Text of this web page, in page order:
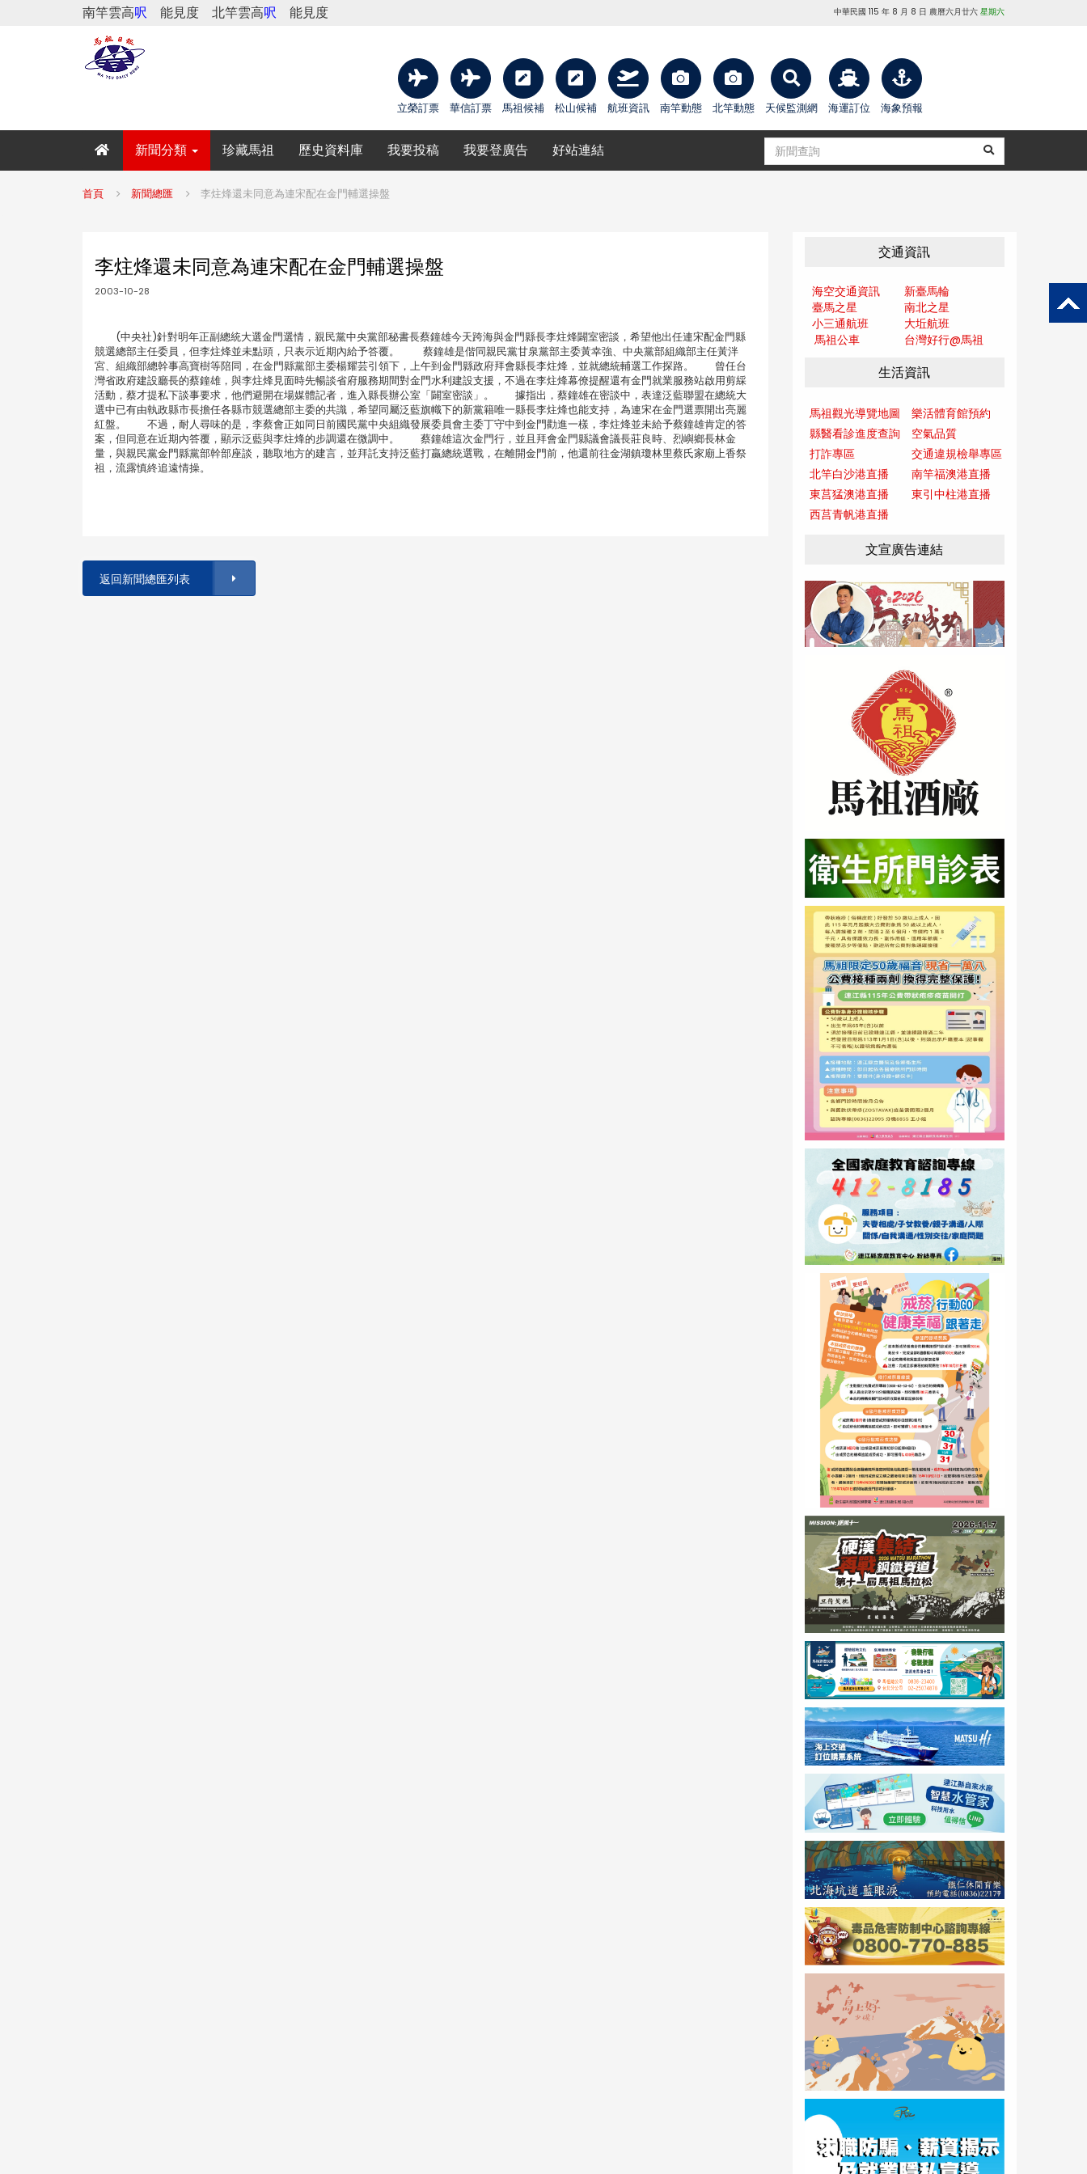
南竿雲高呎 能見度 北竿雲高呎 能見度 中華民國 115 年 8 月 8 日 農曆六月廿六 星期六
立榮訂票 華信訂票 馬祖候補 松山候補 航班資訊 南竿動態 北竿動態 天候監測網 海運訂位 海象預報
新聞分類 珍藏馬祖 歷史資料庫 我要投稿 我要登廣告 好站連結
首頁 新聞總匯 李炷烽還未同意為連宋配在金門輔選操盤
李炷烽還未同意為連宋配在金門輔選操盤
2003-10-28
(中央社)針對明年正副總統大選金門選情，親民黨中央黨部秘書長蔡鐘雄今天跨海與金門縣長李炷烽闢室密談，希望他出任連宋配金門縣
競選總部主任委員，但李炷烽並未點頭，只表示近期內給予答覆。 蔡鐘雄是偕同親民黨甘泉黨部主委黃幸強、中央黨部組織部主任黃泮
宮、組織部總幹事高寶樹等陪同，在金門縣黨部主委楊耀芸引領下，上午到金門縣政府拜會縣長李炷烽，並就總統輔選工作探路。 曾任台
灣省政府建設廳長的蔡鐘雄，與李炷烽見面時先暢談省府服務期間對金門水利建設支援，不過在李炷烽幕僚提醒還有金門就業服務站啟用剪綵
活動，蔡才提私下談事要求，他們避開在場媒體記者，進入縣長辦公室「闢室密談」。 據指出，蔡鐘雄在密談中，表達泛藍聯盟在總統大
選中已有由執政縣市長擔任各縣市競選總部主委的共識，希望同屬泛藍旗幟下的新黨籍唯一縣長李炷烽也能支持，為連宋在金門選票開出亮麗
紅盤。 不過，耐人尋味的是，李蔡會正如同日前國民黨中央組織發展委員會主委丁守中到金門勸進一樣，李炷烽並未給予蔡鐘雄肯定的答
案，但同意在近期內答覆，顯示泛藍與李炷烽的步調還在微調中。 蔡鐘雄這次金門行，並且拜會金門縣議會議長莊良時、烈嶼鄉長林金
量，與親民黨金門縣黨部幹部座談，聽取地方的建言，並拜託支持泛藍打贏總統選戰，在離開金門前，他還前往金湖鎮瓊林里蔡氏家廟上香祭
祖，流露慎終追遠情操。
返回新聞總匯列表
交通資訊
海空交通資訊
新臺馬輪
臺馬之星
南北之星
小三通航班
大坵航班
馬祖公車
台灣好行@馬祖
生活資訊
馬祖觀光導覽地圖
樂活體育館預約
縣醫看診進度查詢
空氣品質
打詐專區
交通違規檢舉專區
北竿白沙港直播
南竿福澳港直播
東莒猛澳港直播
東引中柱港直播
西莒青帆港直播
文宣廣告連結